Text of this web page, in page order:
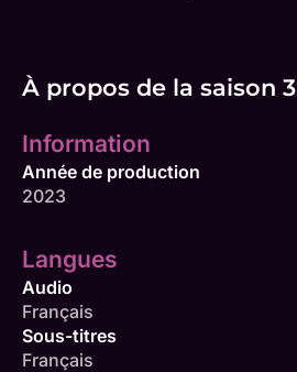
À propos de la saison 3
Information
Année de production
2023
Langues
Audio
Français
Sous-titres
Français